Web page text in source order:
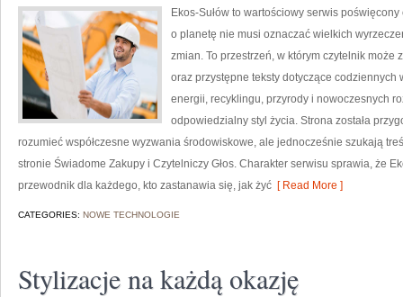
Ekos-Sułów to wartościowy serwis
o planetę nie musi oznaczać wielkich
zmian. To przestrzeń, w którym czytelnik
oraz przystępne teksty dotyczące
energii, recyklingu, przyrody i nowoczesnych
odpowiedzialny styl życia. Strona została
rozumieć współczesne wyzwania środowiskowe, ale jednocześnie szukają
stronie Świadome Zakupy i Czytelniczy Głos. Charakter serwisu sprawia, że
przewodnik dla każdego, kto zastanawia się, jak żyć [ Read More ]
CATEGORIES: NOWE TECHNOLOGIE
Stylizacje na każdą okazję